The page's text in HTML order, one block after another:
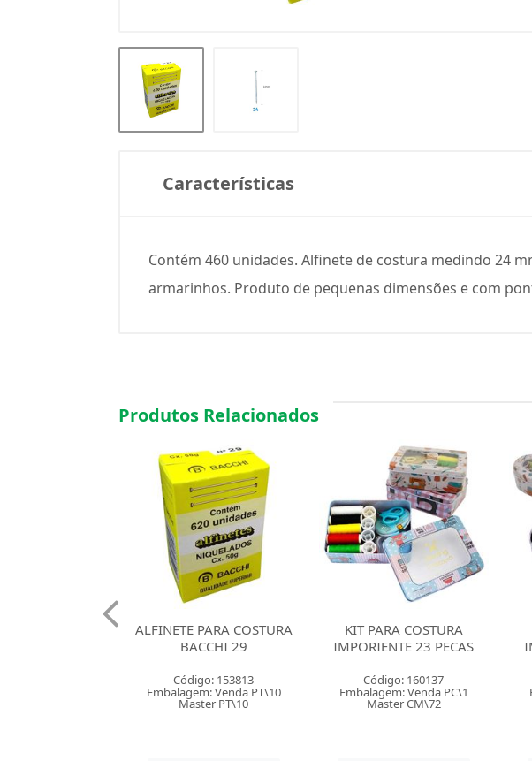
Características
Contém 460 unidades. Alfinete de costura medindo 24
armarinhos. Produto de pequenas dimensões e com
Produtos Relacionados
KIT PARA COSTURA
IMPORIENTE 23 PECAS
Código: 160137
Embalagem: Venda PC\1
Master CM\72
KIT PARA COSTURA
IMPORIENTE 20 PECAS
Código: 160138
Embalagem: Venda PC\1
Master CM\72